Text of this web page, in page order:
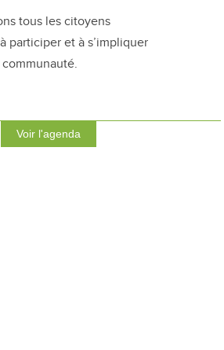
tous les citoyens
participer et à s’impliquer
Voir l'agenda